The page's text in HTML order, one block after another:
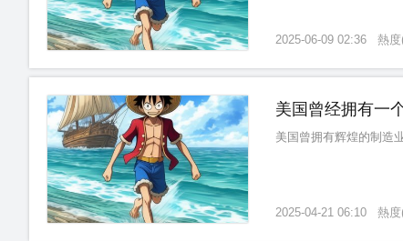
2025-06-09 02:36 熱度
美国曾经拥有一
美国曾拥有辉煌的制造
2025-04-21 06:10 熱度